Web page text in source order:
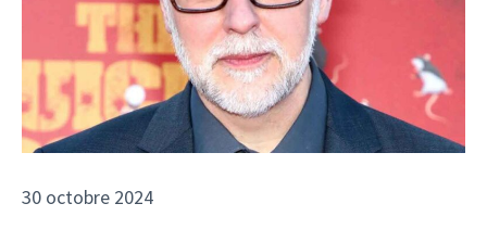
30 octobre 2024